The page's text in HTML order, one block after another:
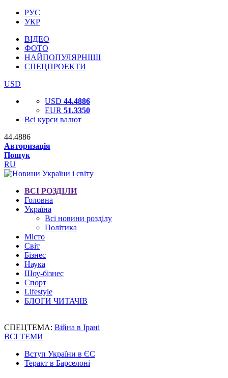
РУС
УКР
ВІДЕО
ФОТО
НАЙПОПУЛЯРНІШІ
СПЕЦПРОЕКТИ
USD
USD 44.4886
EUR 51.3350
Всі курси валют
44.4886
Авторизація
Пошук
RU
ВСІ РОЗДІЛИ
Головна
Україна
Всі новини розділу
Політика
Місто
Світ
Бізнес
Наука
Шоу-бізнес
Спорт
Lifestyle
БЛОГИ ЧИТАЧІВ
СПЕЦТЕМА: Війна в Ірані
ВСІ ТЕМИ
Вступ України в ЄС
Теракт в Барселоні